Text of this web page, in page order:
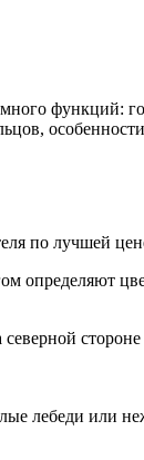
функций:
по лучшей
определяют
лебеди или